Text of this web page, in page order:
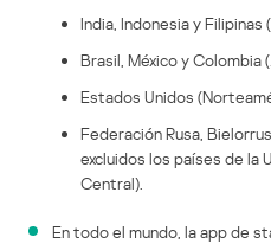
India, Indonesia y Filipinas
Brasil, México y Colombia
Estados Unidos
Federación Rusa,
excluidos los países de la
Central).
En todo el mundo, la app de